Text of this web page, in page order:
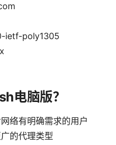
ietf-poly1305
电脑版？
络有明确需求的用户
的代理类型